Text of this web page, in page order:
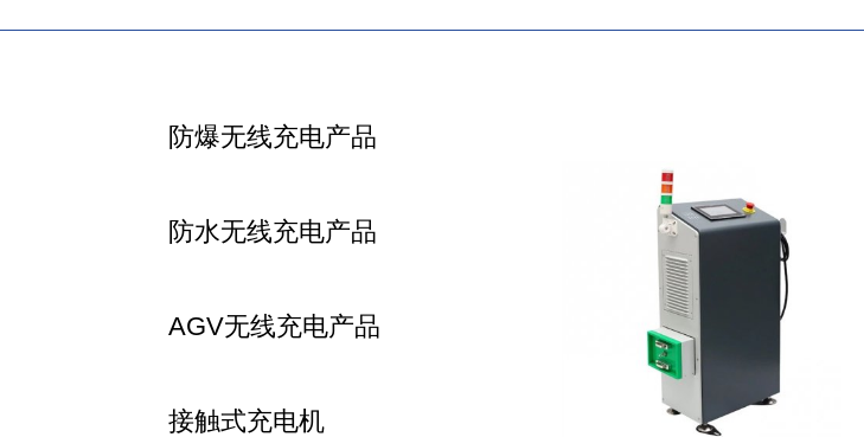
防爆无线充电产品
防水无线充电产品
AGV无线充电产品
接触式充电机